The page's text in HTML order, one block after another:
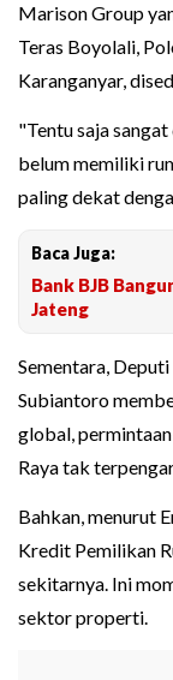
Marison Group
Teras Boyolali,
Karanganyar,
"Tentu saja
belum memiliki
paling dekat
Baca Juga:
Bank BJB
Jateng
Sementara,
Subiantoro
global,
Raya tak
Bahkan, menurut
Kredit Pemilikan
sekitarnya. Ini
sektor properti.